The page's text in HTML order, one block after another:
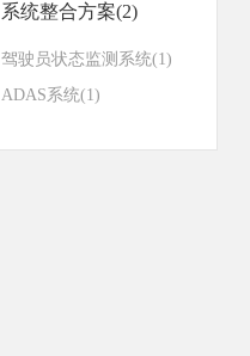
系统整合方案(2)
驾驶员状态监测系统(1)
ADAS系统(1)